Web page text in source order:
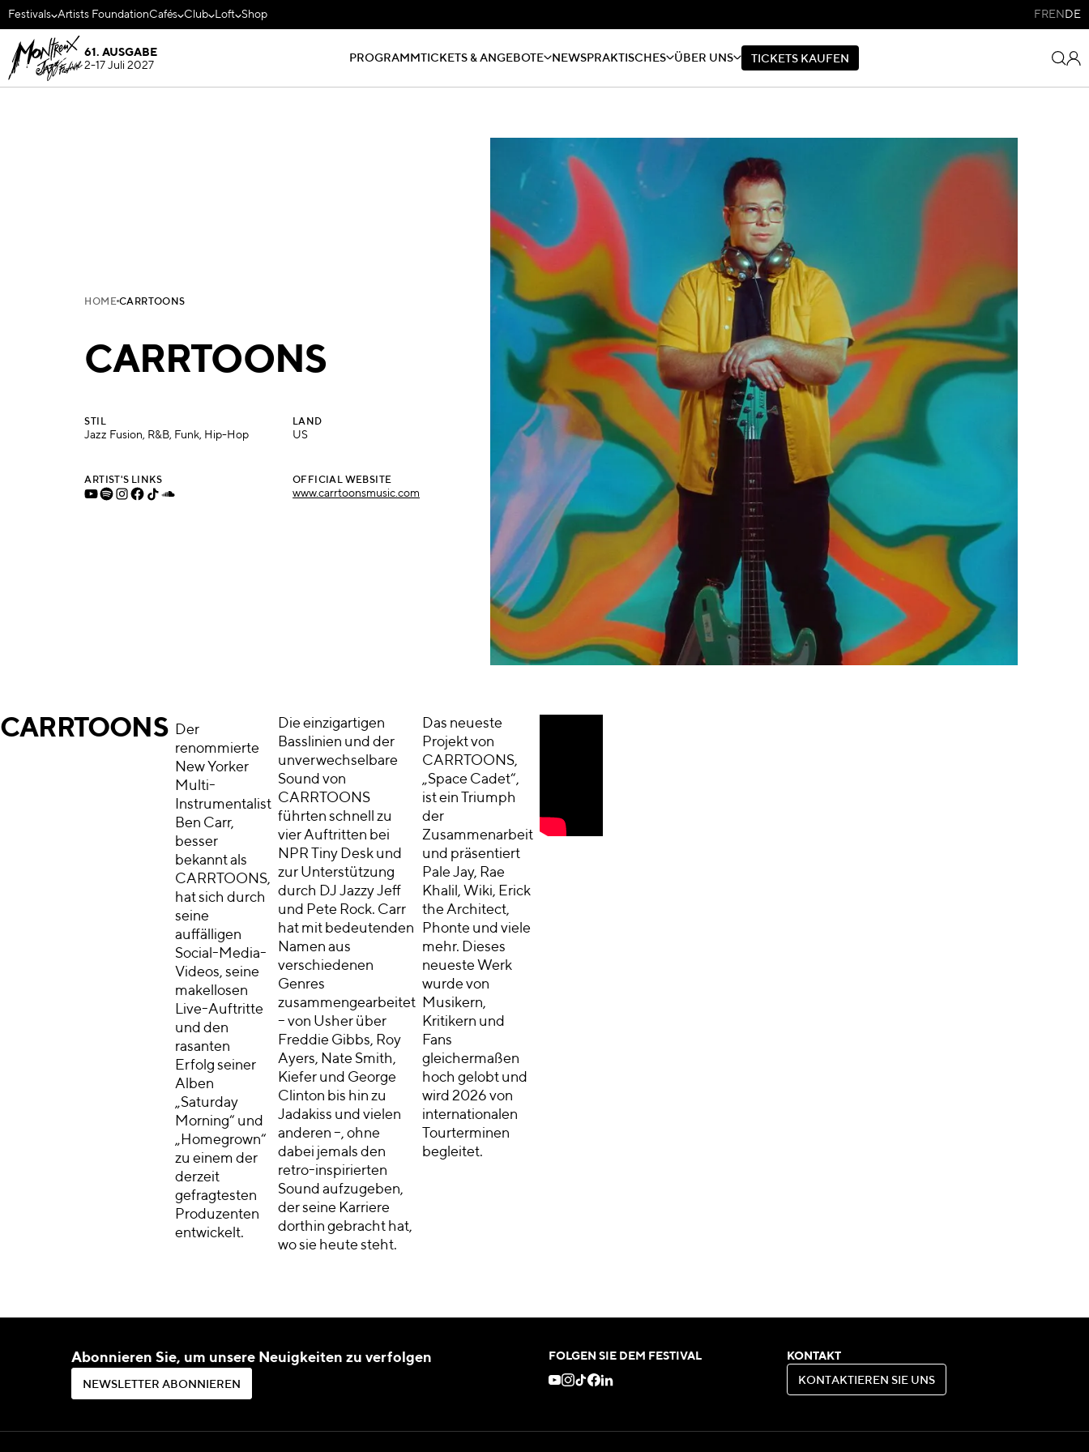
Festivals Artists FoundationCafés Club Loft Shop FREN DE
61. AUSGABE
2-17 Juli 2027
PROGRAMMTICKETS & ANGEBOTE NEWS PRAKTISCHES ÜBER UNS IC K E TS KAU F E N
TICKETS KAUFEN
HOME CARRTOONS
CARRTOONS
STIL
Jazz Fusion, R&B, Funk, Hip-Hop
LAND
US
ARTIST'S LINKS OFFICIAL WEBSITE
www.carrtoonsmusic.com
CARRTOONS
Der
renommierte
New Yorker
Multi-
Instrumentalist
Ben Carr,
besser
bekannt als
CARRTOONS,
hat sich durch
seine
auffälligen
Social-Media-
Videos, seine
makellosen
Live-Auftritte
und den
rasanten
Erfolg seiner
Alben
„Saturday
Morning“ und
„Homegrown“
zu einem der
derzeit
gefragtesten
Produzenten
entwickelt.
Die einzigartigen
Basslinien und der
unverwechselbare
Sound von
CARRTOONS
führten schnell zu
vier Auftritten bei
NPR Tiny Desk und
zur Unterstützung
durch DJ Jazzy Jeff
und Pete Rock. Carr
hat mit bedeutenden
Namen aus
verschiedenen
Genres
zusammengearbeitet
– von Usher über
Freddie Gibbs, Roy
Ayers, Nate Smith,
Kiefer und George
Clinton bis hin zu
Jadakiss und vielen
anderen –, ohne
dabei jemals den
retro-inspirierten
Sound aufzugeben,
der seine Karriere
dorthin gebracht hat,
wo sie heute steht.
Das neueste
Projekt von
CARRTOONS,
„Space Cadet“,
ist ein Triumph
der
Zusammenarbeit
und präsentiert
Pale Jay, Rae
Khalil, Wiki, Erick
the Architect,
Phonte und viele
mehr. Dieses
neueste Werk
wurde von
Musikern,
Kritikern und
Fans
gleichermaßen
hoch gelobt und
wird 2026 von
internationalen
Tourterminen
begleitet.
Abonnieren Sie, um unsere Neuigkeiten zu verfolgen
N EWS L E E R A BO N N E R E N
NEWSLETTER ABONNIEREN
FOLGEN SIE DEM FESTIVAL KONTAKT
KO N TA K E R E N S E U NS
KONTAKTIEREN SIE UNS